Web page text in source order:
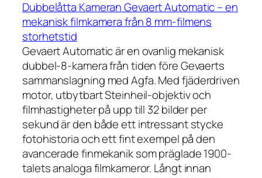
Dubbelåtta Kameran Gevaert Automatic – en
mekanisk filmkamera från 8 mm-filmens
storhetstid
Gevaert Automatic är en ovanlig mekanisk
dubbel-8-kamera från tiden före Gevaerts
sammanslagning med Agfa. Med fjäderdriven
motor, utbytbart Steinheil-objektiv och
filmhastigheter på upp till 32 bilder per
sekund är den både ett intressant stycke
fotohistoria och ett fint exempel på den
avancerade finmekanik som präglade 1900-
talets analoga filmkameror. Långt innan